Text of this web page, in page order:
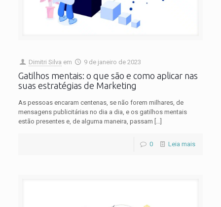
Dimitri Silva em 9 de janeiro de 2023
Gatilhos mentais: o que são e como aplicar nas
suas estratégias de Marketing
As pessoas encaram centenas, se não forem milhares, de
mensagens publicitárias no dia a dia, e os gatilhos mentais
estão presentes e, de alguma maneira, passam […]
0 Leia mais